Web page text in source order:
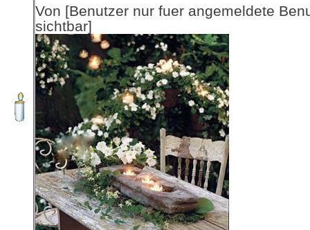
Von [Benutzer nur fuer angemeldete
sichtbar]